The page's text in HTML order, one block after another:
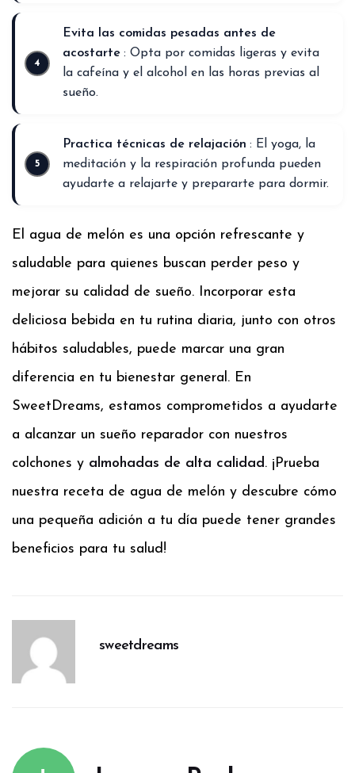
Evita las comidas pesadas antes de
acostarte : Opta por comidas ligeras y evita
la cafeína y el alcohol en las horas previas al
sueño.
Practica técnicas de relajación : El yoga, la
meditación y la respiración profunda pueden
ayudarte a relajarte y prepararte para dormir.
El agua de melón es una opción refrescante y
saludable para quienes buscan perder peso y
mejorar su calidad de sueño. Incorporar esta
deliciosa bebida en tu rutina diaria, junto con otros
hábitos saludables, puede marcar una gran
diferencia en tu bienestar general. En
SweetDreams, estamos comprometidos a ayudarte
a alcanzar un sueño reparador con nuestros
colchones y almohadas de alta calidad . ¡Prueba
nuestra receta de agua de melón y descubre cómo
una pequeña adición a tu día puede tener grandes
beneficios para tu salud!
sweetdreams